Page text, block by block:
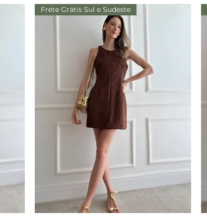
Frete Grátis Sul e Sudeste